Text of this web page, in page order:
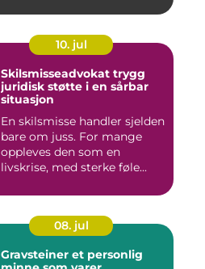
10. jul
Skilsmisseadvokat trygg
juridisk støtte i en sårbar
situasjon
En skilsmisse handler sjelden
bare om juss. For mange
oppleves den som en
livskrise, med sterke føle...
08. jul
Gravsteiner et personlig